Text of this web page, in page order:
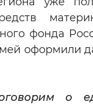
фонда
оформили
о